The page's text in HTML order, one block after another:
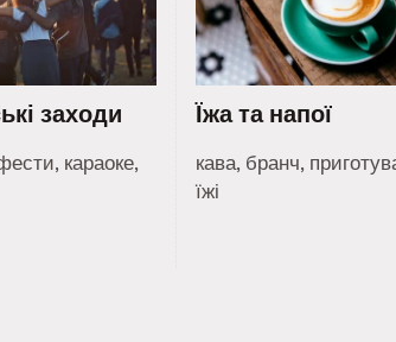
заходи
караоке,
Їжа та напої
кава, бранч,
їжі